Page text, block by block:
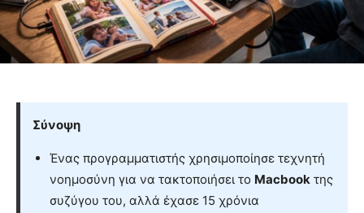
Σύνοψη
Ένας προγραμματιστής χρησιμοποίησε τεχνητή
νοημοσύνη για να τακτοποιήσει το Macbook της
συζύγου του, αλλά έχασε 15 χρόνια